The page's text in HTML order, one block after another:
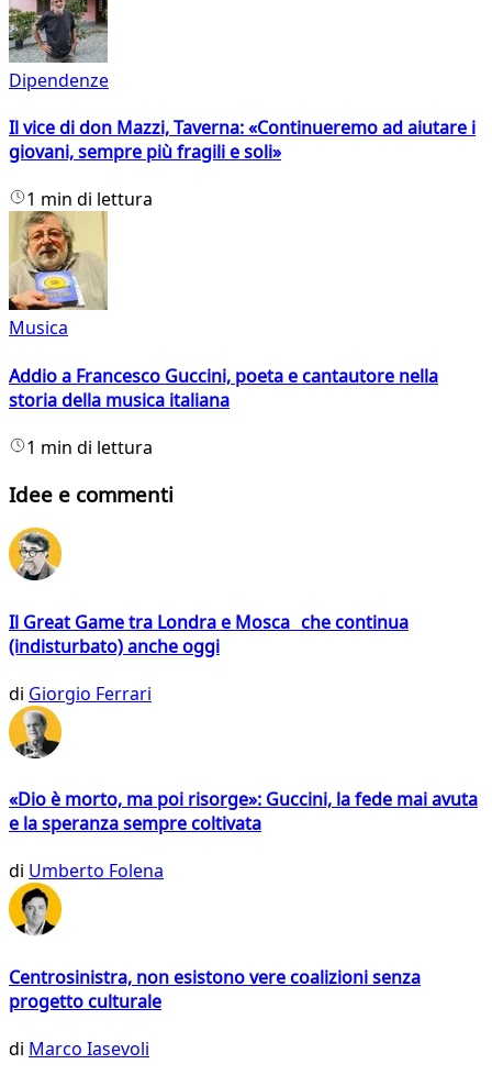
Dipendenze
Il vice di don Mazzi, Taverna: «Continueremo ad aiutare i
giovani, sempre più fragili e soli»
1 min di lettura
Musica
Addio a Francesco Guccini, poeta e cantautore nella
storia della musica italiana
1 min di lettura
Idee e commenti
Il Great Game tra Londra e Mosca che continua
(indisturbato) anche oggi
di Giorgio Ferrari
«Dio è morto, ma poi risorge»: Guccini, la fede mai avuta
e la speranza sempre coltivata
di Umberto Folena
Centrosinistra, non esistono vere coalizioni senza
progetto culturale
di Marco Iasevoli